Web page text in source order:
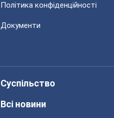
Політика конфіденційності
Документи
Суспільство
Всі новини